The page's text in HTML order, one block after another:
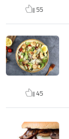
55
45